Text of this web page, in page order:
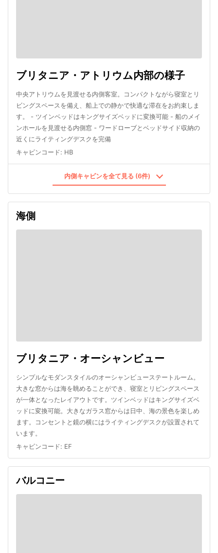
ブリタニア・アトリウム内部の様子
中央アトリウムを見渡せる内側客室。コンパクトながら寝室とリ
ビングスペースを備え、船上での静かで快適な滞在をお約束しま
す。 - ツインベッドはキングサイズベッドに変換可能 - 船のメイ
ンホールを見渡せる内側窓 - ワードローブとベッドサイド収納の
近くにライティングデスクを完備
キャビンコード: HB
内側キャビンを全て見る (6件)
海側
ブリタニア・オーシャンビュー
シンプルなモダンスタイルのオーシャンビューステートルーム。
大きな窓からは海を眺めることができ、寝室とリビングスペース
が一体となったレイアウトです。ツインベッドはキングサイズベ
ッドに変換可能。大きなガラス窓からは日中、海の景色を楽しめ
ます。コンセントと鏡の横にはライティングデスクが設置されて
います。
キャビンコード: EF
バルコニー